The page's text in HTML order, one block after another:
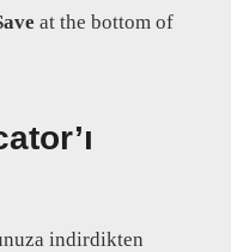
at the bottom of
indirdikten